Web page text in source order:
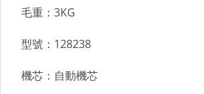
毛重：3KG
型號：128238
機芯：自動機芯